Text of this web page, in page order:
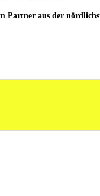
Partner aus der